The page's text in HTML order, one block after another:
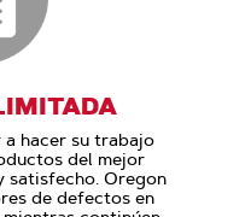
a hacer su trabajo
del mejor
satisfecho. Oregon
de defectos en